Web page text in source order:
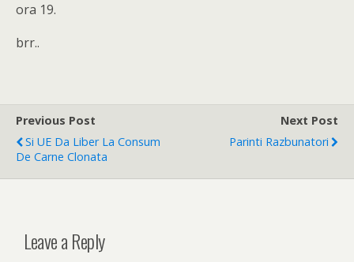
ora 19.
brr..
Previous Post
Si UE Da Liber La Consum
De Carne Clonata
Next Post
Parinti Razbunatori
Leave a Reply